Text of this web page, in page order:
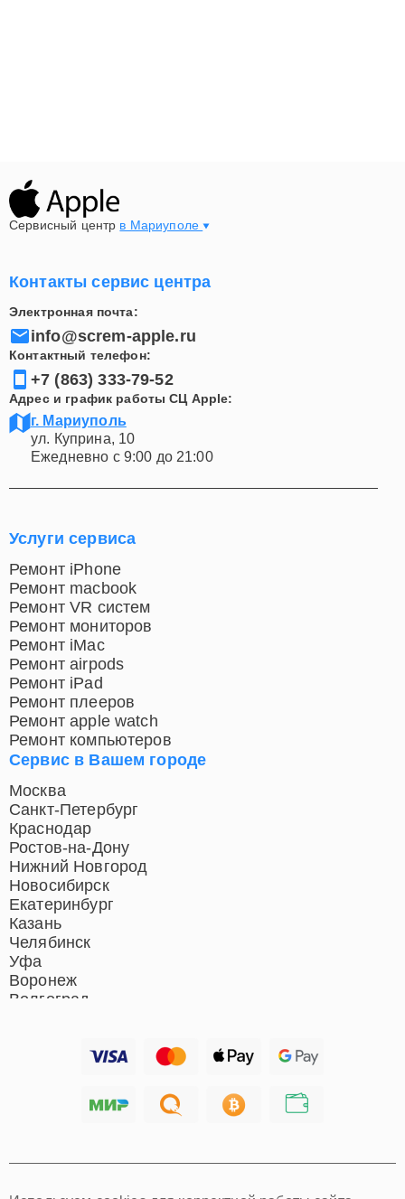
Сервисный центр в Мариуполе
Контакты сервис центра
Электронная почта:
info@screm-apple.ru
Контактный телефон:
+7 (863) 333-79-52
Адрес и график работы СЦ Apple:
г. Мариуполь
ул. Куприна, 10
Ежедневно с 9:00 до 21:00
Сервис в Вашем городе
Москва
Санкт-Петербург
Краснодар
Ростов-на-Дону
Нижний Новгород
Новосибирск
Екатеринбург
Казань
Челябинск
Уфа
Воронеж
Волгоград
Хабаровск
Услуги сервиса
Ремонт iPhone
Ремонт macbook
Ремонт VR систем
Ремонт мониторов
Ремонт iMac
Ремонт airpods
Ремонт iPad
Ремонт плееров
Ремонт apple watch
Ремонт компьютеров